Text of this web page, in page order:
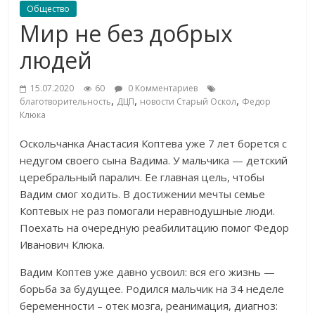
Общество
Мир не без добрых
людей
15.07.2020 60
0 Комментариев
благотворительность, ДЦП, новости Старый Оскол, Федор
Клюка
Оскольчанка Анастасия Коптева уже 7 лет борется с
недугом своего сына Вадима. У мальчика — детский
церебральный паралич. Ее главная цель, чтобы
Вадим смог ходить. В достижении мечты семье
Коптевых не раз помогали неравнодушные люди.
Поехать на очередную реабилитацию помог Федор
Иванович Клюка.
Вадим Коптев уже давно усвоил: вся его жизнь —
борьба за будущее. Родился мальчик на 34 неделе
беременности – отек мозга, реанимация, диагноз: